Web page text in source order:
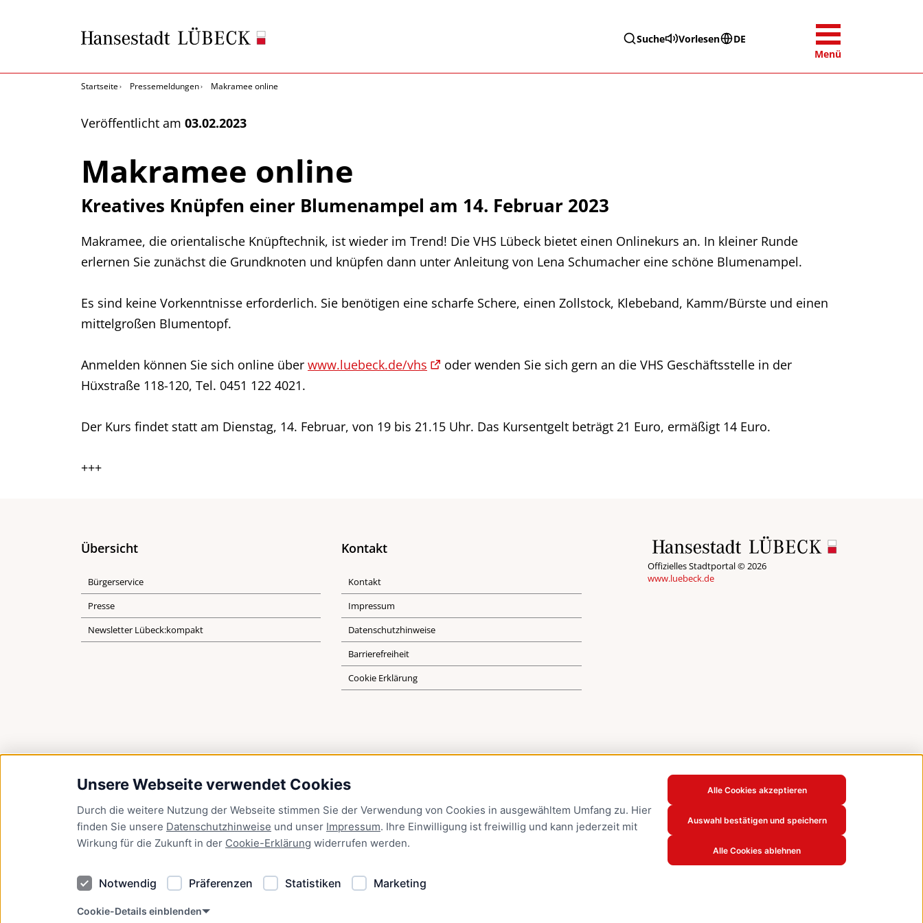
Unsere Webseite verwendet Cookies
Durch die weitere Nutzung der Webseite stimmen Sie der Verwendung von Cookies in ausgewähltem Umfang zu. Hier
finden Sie unsere Datenschutzhinweise und unser Impressum. Ihre Einwilligung ist freiwillig und kann jederzeit mit
Wirkung für die Zukunft in der Cookie-Erklärung widerrufen werden.
Notwendig Präferenzen Statistiken Marketing
Cookie-Details einblenden
Alle Cookies akzeptieren
Auswahl bestätigen und speichern
Alle Cookies ablehnen
Suche Vorlesen
DE
Menü
Startseite Pressemeldungen Makramee online
Veröffentlicht am 03.02.2023
Makramee online
Kreatives Knüpfen einer Blumenampel am 14. Februar 2023
Makramee, die orientalische Knüpftechnik, ist wieder im Trend! Die VHS Lübeck bietet einen Onlinekurs an. In kleiner Runde
erlernen Sie zunächst die Grundknoten und knüpfen dann unter Anleitung von Lena Schumacher eine schöne Blumenampel.
Es sind keine Vorkenntnisse erforderlich. Sie benötigen eine scharfe Schere, einen Zollstock, Klebeband, Kamm/Bürste und einen
mittelgroßen Blumentopf.
Anmelden können Sie sich online über www.luebeck.de/vhs
oder wenden Sie sich gern an die VHS Geschäftsstelle in der
Hüxstraße 118-120, Tel. 0451 122 4021.
Der Kurs findet statt am Dienstag, 14. Februar, von 19 bis 21.15 Uhr. Das Kursentgelt beträgt 21 Euro, ermäßigt 14 Euro.
+++
Übersicht
Bürgerservice
Presse
Newsletter Lübeck:kompakt
Kontakt
Kontakt
Impressum
Datenschutzhinweise
Barrierefreiheit
Cookie Erklärung
Offizielles Stadtportal © 2026
www.luebeck.de